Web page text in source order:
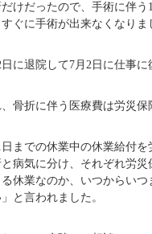
けだったので、手術に伴
ぐに手術が出来なくなりま
に退院して7月2日に仕事に
骨折に伴う医療費は労災保
日までの休業中の休業給付
病気に分け、それぞれ労
休業なのか、いつからい
と言われました。